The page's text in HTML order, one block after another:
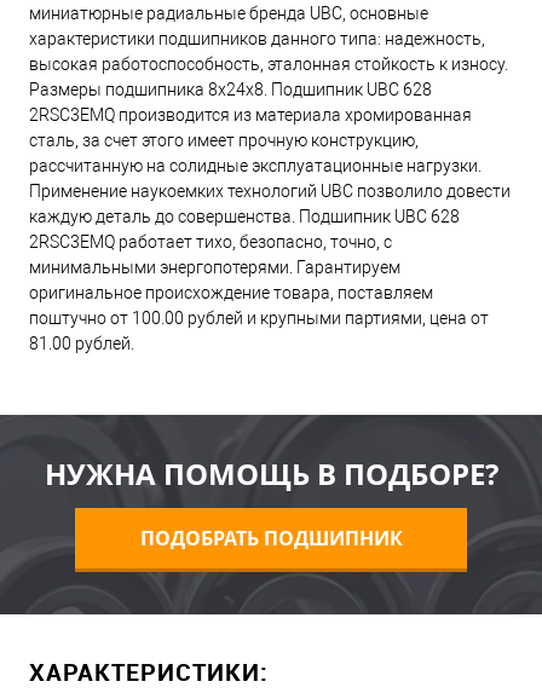
миниатюрные радиальные бренда UBC, основные
характеристики подшипников данного типа: надежность,
высокая работоспособность, эталонная стойкость к износу.
Размеры подшипника 8x24x8. Подшипник UBC 628
2RSC3EMQ производится из материала хромированная
сталь, за счет этого имеет прочную конструкцию,
рассчитанную на солидные эксплуатационные нагрузки.
Применение наукоемких технологий UBC позволило довести
каждую деталь до совершенства. Подшипник UBC 628
2RSC3EMQ работает тихо, безопасно, точно, с
минимальными энергопотерями. Гарантируем
оригинальное происхождение товара, поставляем
поштучно от 100.00 рублей и крупными партиями, цена от
81.00 рублей.
НУЖНА ПОМОЩЬ В ПОДБОРЕ?
ПОДОБРАТЬ ПОДШИПНИК
ХАРАКТЕРИСТИКИ: